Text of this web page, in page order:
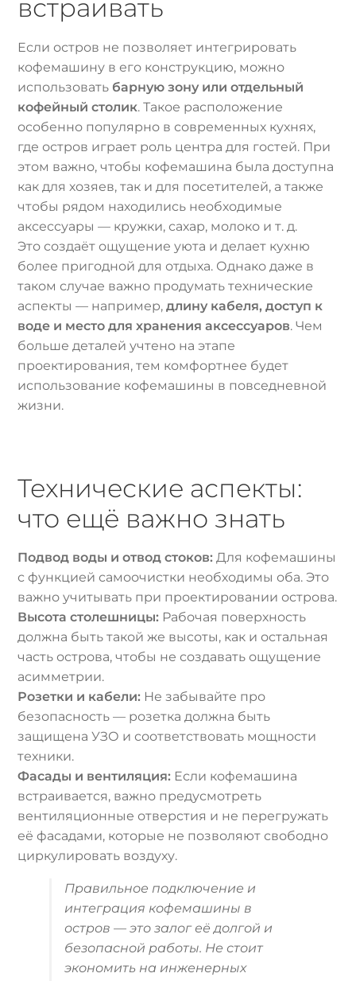
встраивать
Если остров не позволяет интегрировать
кофемашину в его конструкцию, можно
использовать барную зону или отдельный
кофейный столик. Такое расположение
особенно популярно в современных кухнях,
где остров играет роль центра для гостей. При
этом важно, чтобы кофемашина была доступна
как для хозяев, так и для посетителей, а также
чтобы рядом находились необходимые
аксессуары — кружки, сахар, молоко и т. д.
Это создаёт ощущение уюта и делает кухню
более пригодной для отдыха. Однако даже в
таком случае важно продумать технические
аспекты — например,длину кабеля, доступ к
воде и место для хранения аксессуаров. Чем
больше деталей учтено на этапе
проектирования, тем комфортнее будет
использование кофемашины в повседневной
жизни.
Технические аспекты:
что ещё важно знать
Подвод воды и отвод стоков: Для кофемашины
с функцией самоочистки необходимы оба. Это
важно учитывать при проектировании острова.
Высота столешницы: Рабочая поверхность
должна быть такой же высоты, как и остальная
часть острова, чтобы не создавать ощущение
асимметрии.
Розетки и кабели: Не забывайте про
безопасность — розетка должна быть
защищена УЗО и соответствовать мощности
техники.
Фасады и вентиляция: Если кофемашина
встраивается, важно предусмотреть
вентиляционные отверстия и не перегружать
её фасадами, которые не позволяют свободно
циркулировать воздуху.
Правильное подключение и
интеграция кофемашины в
остров — это залог её долгой и
безопасной работы. Не стоит
экономить на инженерных